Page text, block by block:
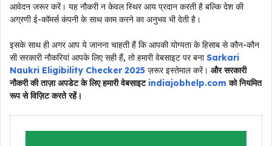
आवेदन जरूर करें। यह नौकरी न केवल स्थिर आय प्रदान करती है बल्कि देश की
अग्रणी ई-कॉमर्स कंपनी के साथ काम करने का अनुभव भी देती है।
इसके साथ ही अगर आप ये जानना चाहती हैं कि आपकी योग्यता के हिसाब से कौन-कौन
सी सरकारी नौकरियां आपके लिए सही हैं, तो हमारी वेबसाइट पर बनाSarkari
Naukri Eligibility Checker 2025 ज़रूर इस्तेमाल करें। और सरकारी
नौकरी की ताज़ा अपडेट के लिए हमारी वेबसाइट indiajobhelp.com को नियमित
रूप से विज़िट करते रहें।